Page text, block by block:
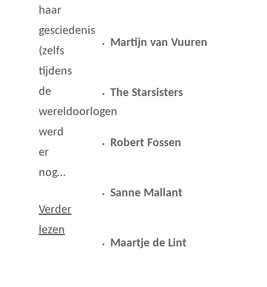
haar
gesciedenis
(zelfs
tijdens
de
wereldoorlogen
werd
er
nog…
Verder
lezen
Martijn van Vuuren
The Starsisters
Robert Fossen
Sanne Mallant
Maartje de Lint